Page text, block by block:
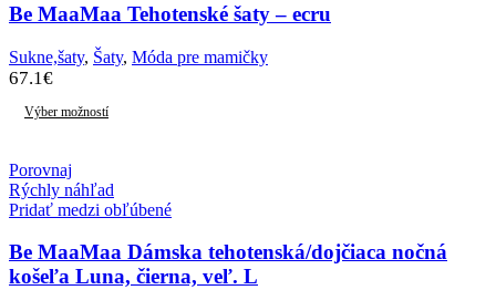
Be MaaMaa Tehotenské šaty – ecru
Sukne,šaty, Šaty, Móda pre mamičky
67.1€
Výber možností
Porovnaj
Rýchly náhľad
Pridať medzi obľúbené
Be MaaMaa Dámska tehotenská/dojčiaca nočná
košeľa Luna, čierna, veľ. L